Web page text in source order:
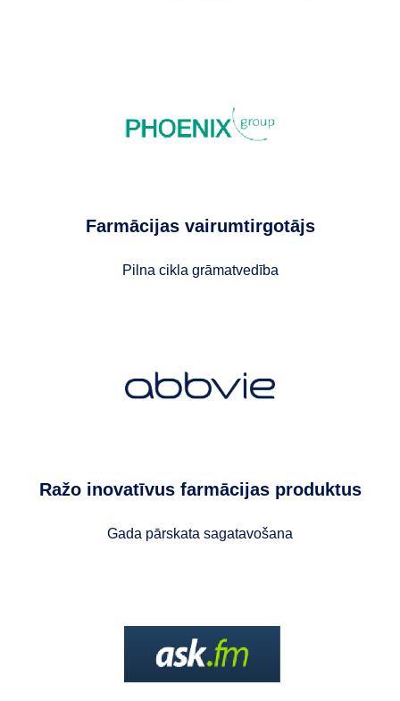
Farmācijas vairumtirgotājs
Pilna cikla grāmatvedība
Ražo inovatīvus farmācijas produktus
Gada pārskata sagatavošana